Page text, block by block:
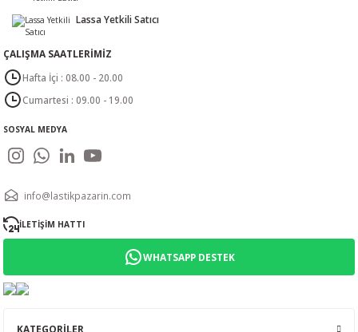
Lassa Yetkili Satıcı
ÇALIŞMA SAATLERİMİZ
Hafta İçi : 08.00 - 20.00
Cumartesi : 09.00 - 19.00
SOSYAL MEDYA
info@lastikpazarin.com
İLETİŞİM HATTI
WHATSAPP DESTEK
KATEGORİLER